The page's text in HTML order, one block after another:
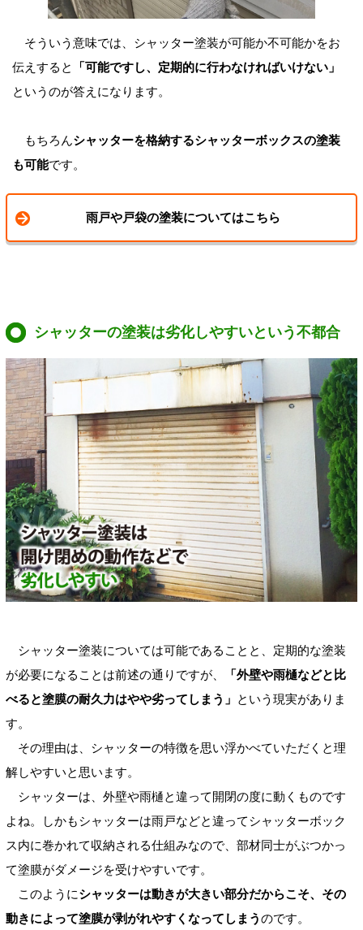
そういう意味では、シャッター塗装が可能か不可能かをお
伝えすると
「可能ですし、定期的に行わなければいけない」
というのが答えになります。
もちろんシャッターを格納するシャッターボックスの塗装
も可能です。
雨戸や戸袋の塗装についてはこちら
シャッターの塗装は劣化しやすいという不都合
シャッター塗装については可能であることと、定期的な塗装
が必要になることは前述の通りですが、
「外壁や雨樋などと比
べると塗膜の耐久力はやや劣ってしまう」 という現実がありま
す。
その理由は、シャッターの特徴を思い浮かべていただくと理
解しやすいと思います。
シャッターは、外壁や雨樋と違って開閉の度に動くものです
よね。しかもシャッターは雨戸などと違ってシャッターボック
ス内に巻かれて収納される仕組みなので、部材同士がぶつかっ
て塗膜がダメージを受けやすいです。
このようにシャッターは動きが大きい部分だからこそ、その
動きによって塗膜が剥がれやすくなってしまうのです。